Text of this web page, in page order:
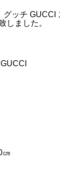
グッチ GUCCI
しました。
㎝